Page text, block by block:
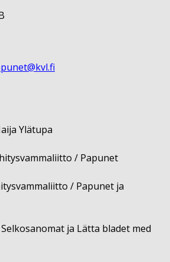
Ylätupa
/ Papunet
/ Papunet ja
Selkosanomat ja Lätta bladet med